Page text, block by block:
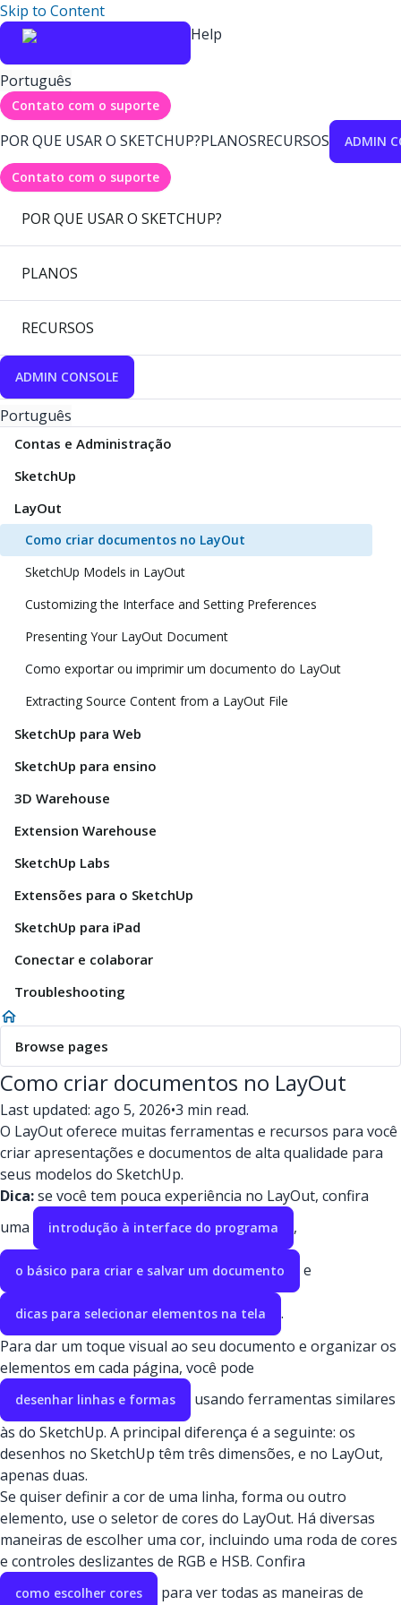
Skip to Content
Help
Português
Contato com o suporte
POR QUE USAR O SKETCHUP?PLANOSRECURSOS ADMIN
Contato com o suporte
POR QUE USAR O SKETCHUP?
PLANOS
RECURSOS
ADMIN CONSOLE
Português
Contas e Administração
SketchUp
LayOut
Como criar documentos no LayOut
SketchUp Models in LayOut
Customizing the Interface and Setting Preferences
Presenting Your LayOut Document
Como exportar ou imprimir um documento do LayOut
Extracting Source Content from a LayOut File
SketchUp para Web
SketchUp para ensino
3D Warehouse
Extension Warehouse
SketchUp Labs
Extensões para o SketchUp
SketchUp para iPad
Conectar e colaborar
Troubleshooting
Browse pages
Como criar documentos no LayOut
Last updated: ago 5, 2026•3 min read.
O LayOut oferece muitas ferramentas e recursos para você
criar apresentações e documentos de alta qualidade para
seus modelos do SketchUp.
Dica:se você tem pouca experiência no LayOut, confira
uma
introdução à interface do programa ,
o básico para criar e salvar um documento e
dicas para selecionar elementos na tela
.
Para dar um toque visual ao seu documento e organizar os
elementos em cada página, você pode
desenhar linhas e formas
usando ferramentas similares
às do SketchUp. A principal diferença é a seguinte: os
desenhos no SketchUp têm três dimensões, e no LayOut,
apenas duas.
Se quiser definir a cor de uma linha, forma ou outro
elemento, use o seletor de cores do LayOut. Há diversas
maneiras de escolher uma cor, incluindo uma roda de cores
e controles deslizantes de RGB e HSB. Confira
como escolher cores para ver todas as maneiras de